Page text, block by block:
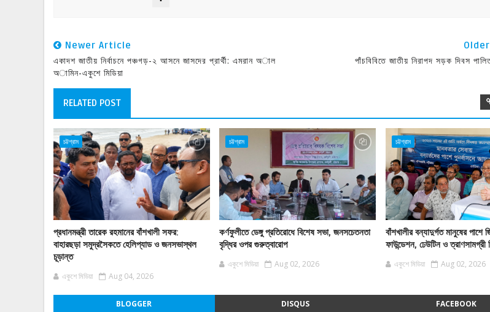
Newer Article
একাদশ জাতীয় নির্বাচনে পঞ্চগড়-২ আসনে জাসদের প্রার্থী: এমরান অাল
অামিন-একুশে মিডিয়া
পাঁচবিবিতে জাতীয় নিরাপদ সড়ক দিবস
RELATED POST
চট্টগ্রাম
প্রধানমন্ত্রী তারেক রহমানের বাঁশখালী সফর:
বাহারছড়া সমুদ্রসৈকতে হেলিপ্যাড ও জনসভাস্থল
চূড়ান্ত
একুশে মিডিয়া Aug 04, 2026
চট্টগ্রাম
কর্ণফুলীতে ডেঙ্গু প্রতিরোধে বিশেষ সভা, জনসচেতনতা
বৃদ্ধির ওপর গুরুত্বারোপ
একুশে মিডিয়া Aug 02, 2026
চট্টগ্রাম
বাঁশখালীর বন্যাদুর্গত মানুষের পাশে
ফাউন্ডেশন, ঢেউটিন ও ত্রাণসামগ্রী
একুশে মিডিয়া Aug 02, 2026
BLOGGER DISQUS FACEBOOK